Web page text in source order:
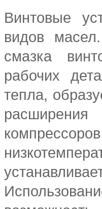
Винтовые
видов
смазка
рабочих
тепла,
расширения